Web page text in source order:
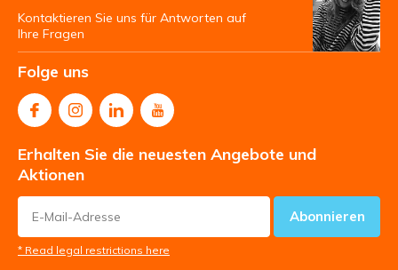
Kontaktieren Sie uns für Antworten auf
Ihre Fragen
Folge uns
Erhalten Sie die neuesten Angebote und
Aktionen
Abonnieren
* Read legal restrictions here